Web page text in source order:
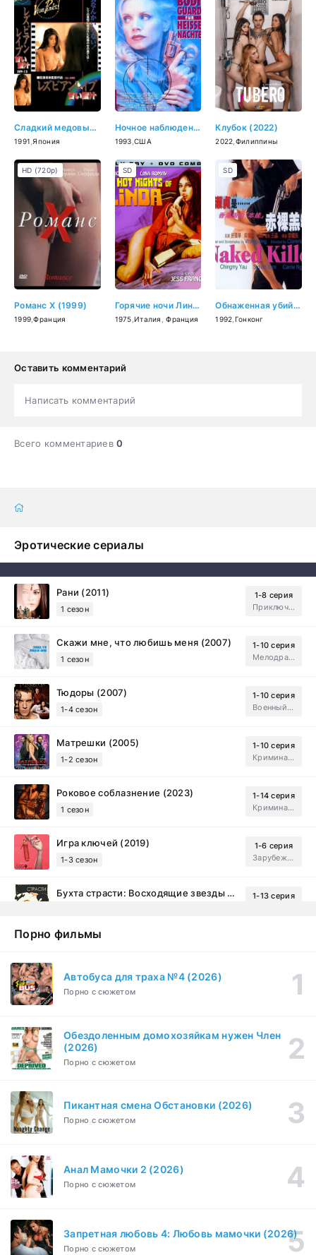
Сладкий медовый сок (1991)
1991 Япония
Ночное наблюдение 3 (1993)
1993 ,США
Клубок (2022)
2022 Филиппины
Романс Х (1999)
1999 ,Франция
HD (720p)
Горячие ночи Линды (1975)
1975 ,Италия ,Франция
SD
Обнаженная убийца (1992)
1992 Гонконг
SD
Оставить комментарий
Написать комментарий
Всего комментариев0
Эротические сериалы
Рани (2011)
1 сезон
1-8 серия
Приключения, Зарубежный, Мелодрама
Скажи мне, что любишь меня (2007)
1 сезон
1-10 серия
Мелодрама, Драма
Тюдоры (2007)
1-4 сезон
1-10 серия
Военный, Исторический, Зарубежный, Мелодрама, Драма
Матрешки (2005)
1-2 сезон
1-10 серия
Криминал, Драма
Роковое соблазнение (2023)
1 сезон
1-14 серия
Криминал, Мистический, Триллер, Драма
Игра ключей (2019)
1-3 сезон
1-6 серия
Зарубежный, Мелодрама, Драма
Бухта страсти: Восходящие звезды (2000)
1-13 серия
Эйфория (2019)
Бисексуалка (2018)
Сутенёры (2023)
1 сезон
1-6 серия
Порно фильмы
Автобуса для траха №4 (2026)
Порно с сюжетом
Обездоленным домохозяйкам нужен Член
(2026)
Порно с сюжетом
Пикантная смена Обстановки (2026)
Порно с сюжетом
Анал Мамочки 2 (2026)
Порно с сюжетом
Запретная любовь 4: Любовь мамочки (2026)
Порно с сюжетом